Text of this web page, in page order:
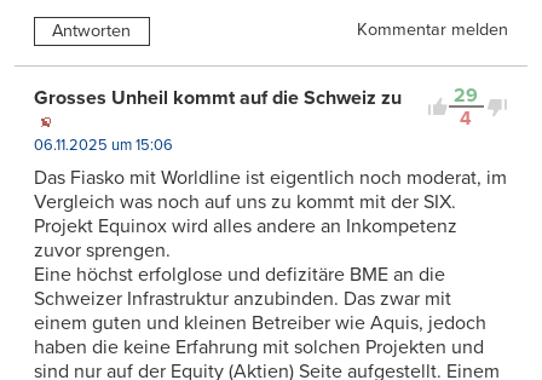
Antworten Kommentar melden
29
4
Grosses Unheil kommt auf die Schweiz zu
06.11.2025 um 15:06
Das Fiasko mit Worldline ist eigentlich noch moderat, im
Vergleich was noch auf uns zu kommt mit der SIX.
Projekt Equinox wird alles andere an Inkompetenz
zuvor sprengen.
Eine höchst erfolglose und defizitäre BME an die
Schweizer Infrastruktur anzubinden. Das zwar mit
einem guten und kleinen Betreiber wie Aquis, jedoch
haben die keine Erfahrung mit solchen Projekten und
sind nur auf der Equity (Aktien) Seite aufgestellt. Einem